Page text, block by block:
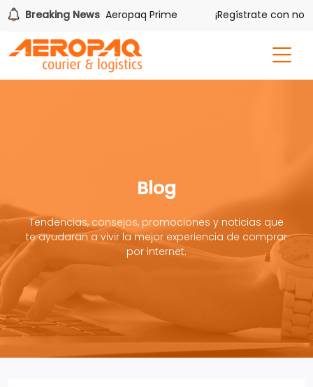
Breaking News
17 Pro con Aeropaq Prime ¡Regístrate con
Blog
Tendencias, consejos, promociones y noticias que
te ayudaran a vivir la mejor experiencia de comprar
por internet.